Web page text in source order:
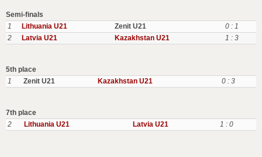
Semi-finals
1
Lithuania U21 Zenit U21
0 : 1
2
Latvia U21 Kazakhstan U21 1 : 3
5th place
1
Zenit U21 Kazakhstan U21 0 : 3
7th place
2
Lithuania U21 Latvia U21 1 : 0